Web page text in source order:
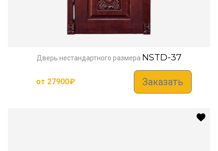
Дверь нестандартного размера NSTD-37
от 27900₽ Заказать